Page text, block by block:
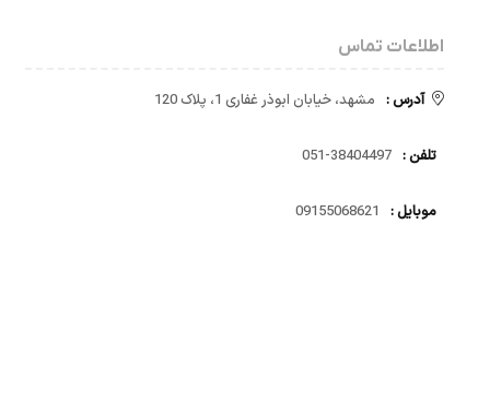
اطلاعات تماس
آدرس : مشهد، خیابان ابوذر غفاری 1، پلاک 120
تلفن : 38404497-051
موبایل : 09155068621